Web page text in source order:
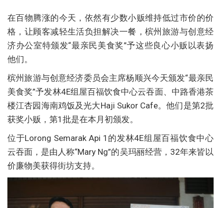
在百物腾涨的今天，依然有少数小贩维持低过市价的价
格，让顾客减轻生活负担解决一餐，槟州旅游与创意经
济办公室特颁发“最亲民美食奖”予这些良心小贩以表扬
他们。
槟州旅游与创意经济委员会主席杨顺兴今天颁发“最亲民
美食奖”予发林4E组屋百福饮食中心云吞面、中路香港茶
楼江杏园海南鸡饭及光大Haji Sukor Cafe。他们是第2批
获奖小贩，第1批是在本月初颁发。
位于Lorong Semarak Api 1的发林4E组屋百福饮食中心
云吞面，是由人称“Mary Ng”的吴玛丽经营，32年来皆以
价廉物美获得街坊支持。